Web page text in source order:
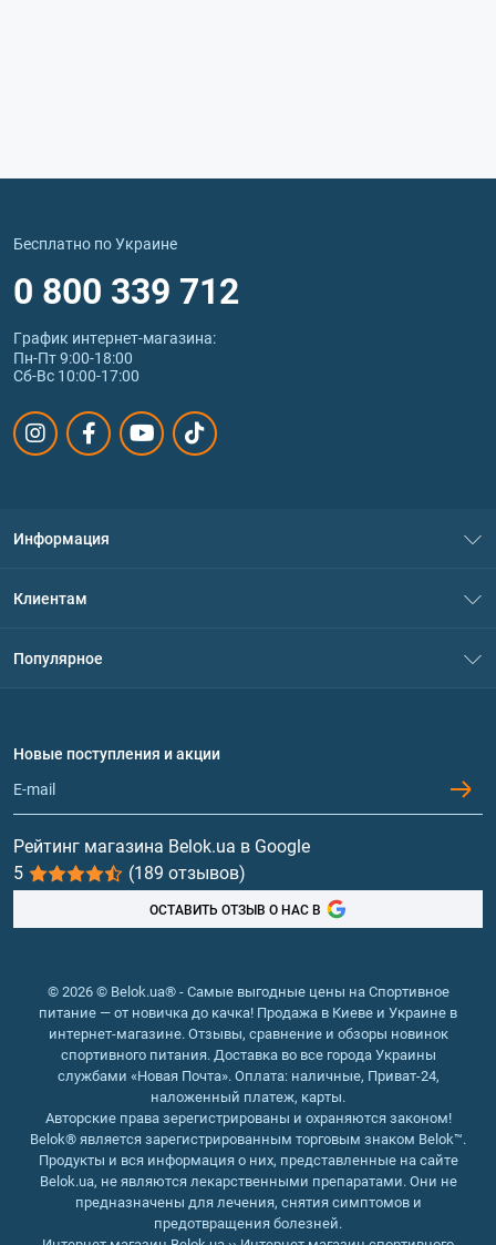
Бесплатно по Украине
0 800 339 712
График интернет‑магазина:
Пн-Пт 9:00-18:00
Сб-Вс 10:00-17:00
Информация
Политика конфиденциальности
Обмен и возврат
Клиентам
Популярное
Протеин
Гейнеры
Витамины и минералы
Рыбий жир, жирные кислоты
Новые поступления и акции
Рейтинг магазина Belok.ua в Google
5
(189 отзывов)
ОСТАВИТЬ ОТЗЫВ О НАС В
© 2026 © Belok.ua® - Самые выгодные цены на Спортивное
питание — от новичка до качка! Продажа в Киеве и Украине в
интернет-магазине. Отзывы, сравнение и обзоры новинок
спортивного питания. Доставка во все города Украины
службами «Новая Почта». Оплата: наличные, Приват-24,
наложенный платеж, карты.
Авторские права зерегистрированы и охраняются законом!
Belok® является зарегистрированным торговым знаком Belok™.
Продукты и вся информация о них, представленные на сайте
Belok.ua, не являются лекарственными препаратами. Они не
предназначены для лечения, снятия симптомов и
предотвращения болезней.